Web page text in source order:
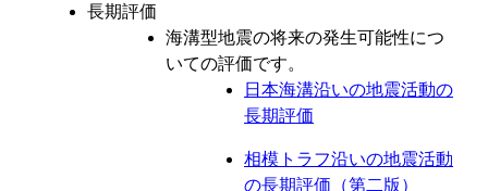
長期評価
海溝型地震の将来の発生可能性につ
いての評価です。
日本海溝沿いの地震活動の
長期評価
相模トラフ沿いの地震活動
の長期評価（第二版）